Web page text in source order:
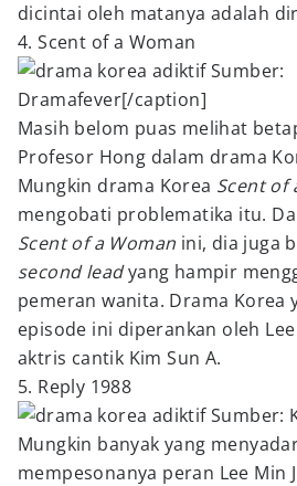
dicintai oleh matanya adalah
4. Scent of a Woman
Sumber:
Dramafever[/caption]
Masih belom puas melihat
Profesor Hong dalam drama
Mungkin drama Korea Scent of
mengobati problematika itu.
Scent of a Woman ini, dia juga
second leadyang hampir
pemeran wanita. Drama Korea
episode ini diperankan oleh
aktris cantik Kim Sun A.
5. Reply 1988
Sumber:
Mungkin banyak yang
mempesonanya peran Lee Min